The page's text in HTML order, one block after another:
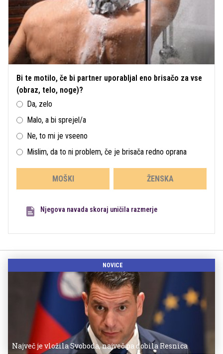
Bi te motilo, če bi partner uporabljal eno brisačo za vse
(obraz, telo, noge)?
Da, zelo
Malo, a bi sprejel/a
Ne, to mi je vseeno
Mislim, da to ni problem, če je brisača redno oprana
MOŠKI ŽENSKA
Njegova navada skoraj uničila razmerje
NOVICE
Največ je vložila Svoboda, največ pa dobila Resnica